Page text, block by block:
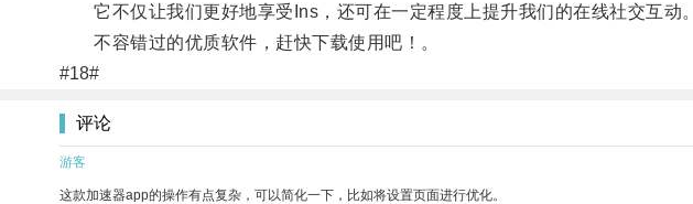
它不仅让我们更好地享受Ins，还可在一定程度上提升我们的在线社交互动。
不容错过的优质软件，赶快下载使用吧！。
#18#
评论
游客
这款加速器app的操作有点复杂，可以简化一下，比如将设置页面进行优化。